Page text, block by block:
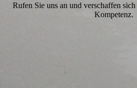
Rufen Sie uns an und verschaffen
Kompetenz.